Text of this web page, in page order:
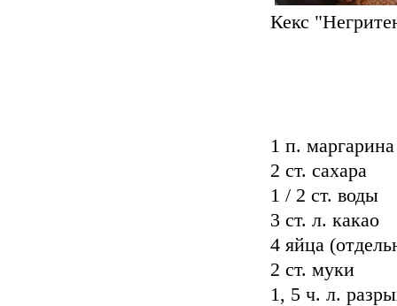
Кекс
1 п.
2 ст. сахара
1 / 2 ст. воды
3 ст. л. какао
4 яйца
2 ст. муки
1, 5 ч. л.